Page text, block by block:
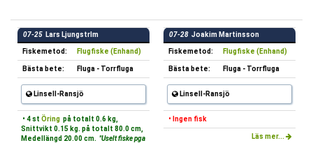
07-25 Lars Ljungstrlm
Fiskemetod: Flugfiske (Enhand)
Bästa bete: Fluga - Torrfluga
Linsell-Ransjö
• 4 st Öring på totalt 0.6 kg,
Snittvikt 0.15 kg. på totalt 80.0 cm,
Medellängd 20.00 cm. "Uselt fiske pga
07-28 Joakim Martinsson
Fiskemetod: Flugfiske (Enhand)
Bästa bete: Fluga - Torrfluga
Linsell-Ransjö
• Ingen fisk
Läs mer...